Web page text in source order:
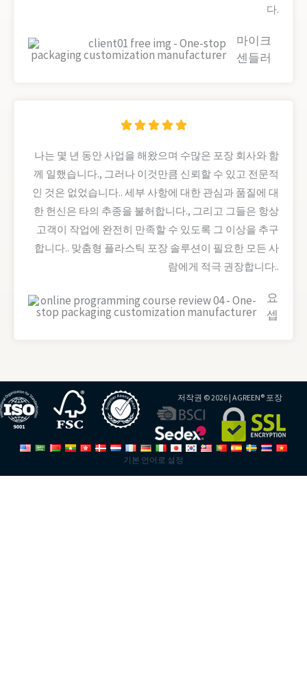
다.
마이크
센들러
    정
밖
으
로
5
나는 몇 년 동안 사업을 해왔으며 수많은 포장 회사와 함
께 일했습니다., 그러나 이것만큼 신뢰할 수 있고 전문적
인 것은 없었습니다.. 세부 사항에 대한 관심과 품질에 대
한 헌신은 타의 추종을 불허합니다., 그리고 그들은 항상
고객이 작업에 완전히 만족할 수 있도록 그 이상을 추구
합니다.. 맞춤형 플라스틱 포장 솔루션이 필요한 모든 사
람에게 적극 권장합니다..
요
셉
저작권 © 2026 | AGREEN® 포장
기본 언어로 설정